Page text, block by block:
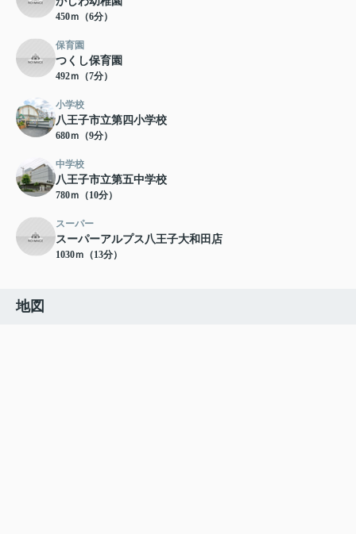
450ｍ（6分）
保育園
つくし保育園
492ｍ（7分）
小学校
八王子市立第四小学校
680ｍ（9分）
中学校
八王子市立第五中学校
780ｍ（10分）
スーパー
スーパーアルプス八王子大和田店
1030ｍ（13分）
地図